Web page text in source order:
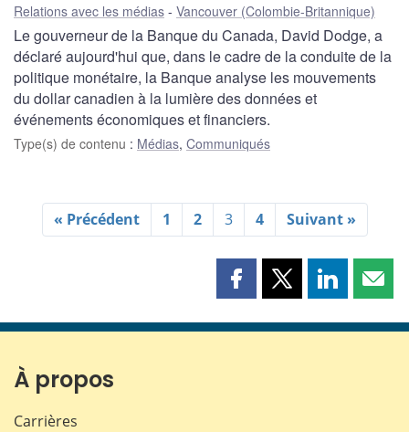
Relations avec les médias Vancouver (Colombie-Britannique)
Le gouverneur de la Banque du Canada, David Dodge, a
déclaré aujourd'hui que, dans le cadre de la conduite de la
politique monétaire, la Banque analyse les mouvements
du dollar canadien à la lumière des données et
événements économiques et financiers.
Type(s) de contenu : Médias, Communiqués
« Précédent 1 2 3 4 Suivant »
Partager
page
Partager
page
Partager
page page
À propos
Carrières